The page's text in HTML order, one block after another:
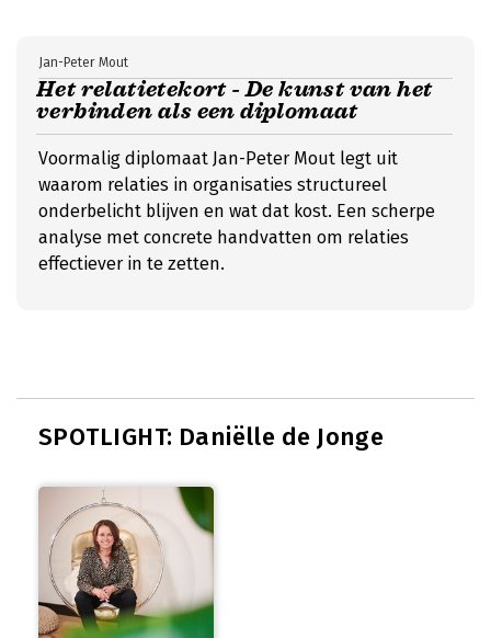
Het relatietekort - De kunst van het
verbinden als een diplomaat
Jan-Peter Mout
Voormalig diplomaat Jan-Peter Mout legt uit
waarom relaties in organisaties structureel
onderbelicht blijven en wat dat kost. Een scherpe
analyse met concrete handvatten om relaties
effectiever in te zetten.
SPOTLIGHT: Daniëlle de Jonge